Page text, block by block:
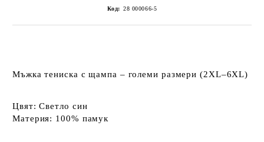
Код: 28 000066-5
Мъжка тениска с щампа – големи размери (2XL–6XL)
Цвят: Светло син
Материя: 100% памук